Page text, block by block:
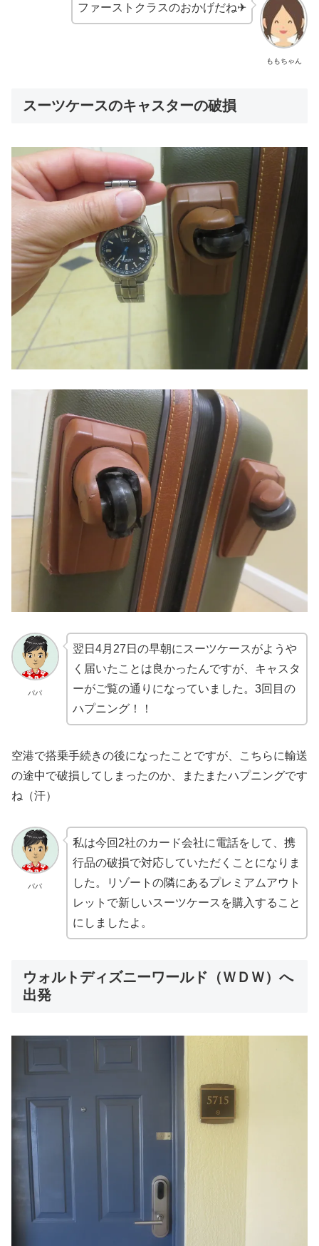
ももちゃん
ファーストクラスのおかげだね✈
スーツケースのキャスターの破損
パパ
翌日4月27日の早朝にスーツケースがようや
く届いたことは良かったんですが、キャスタ
ーがご覧の通りになっていました。3回目の
ハプニング！！
空港で搭乗手続きの後になったことですが、こちらに輸送
の途中で破損してしまったのか、またまたハプニングです
ね（汗）
パパ
私は今回2社のカード会社に電話をして、携
行品の破損で対応していただくことになりま
した。リゾートの隣にあるプレミアムアウト
レットで新しいスーツケースを購入すること
にしましたよ。
ウォルトディズニーワールド（ＷＤＷ）へ
出発